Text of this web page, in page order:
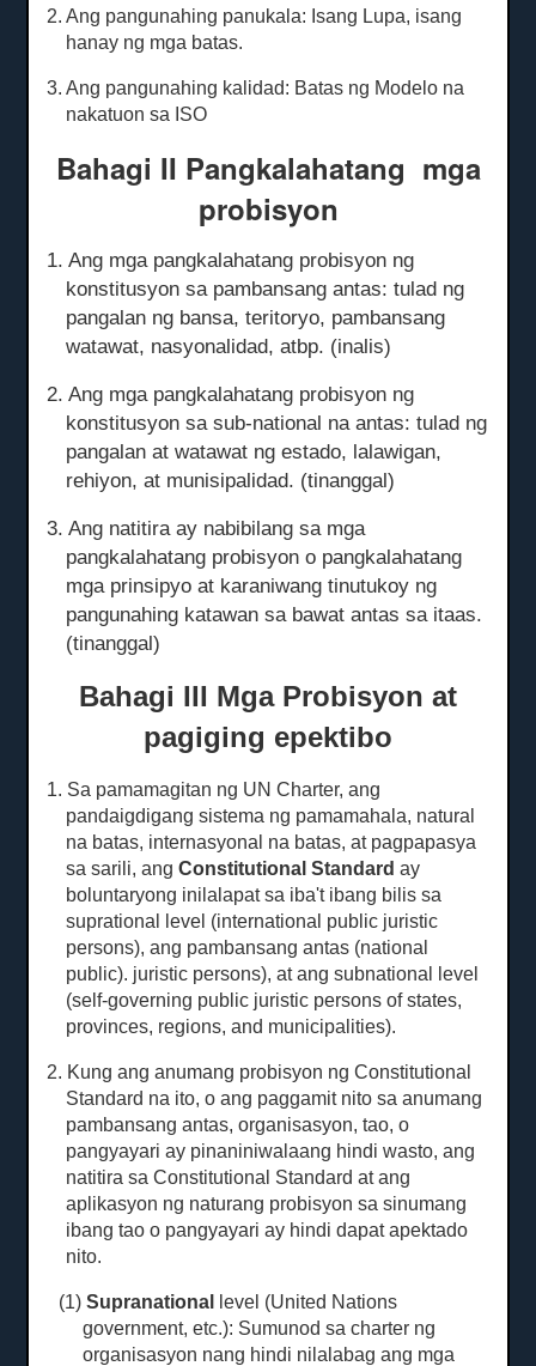
2. Ang pangunahing panukala: Isang Lupa, isang
hanay ng mga batas.
3. Ang pangunahing kalidad: Batas ng Modelo na
nakatuon sa ISO
Bahagi II Pangkalahatang mga
probisyon
1. Ang mga pangkalahatang probisyon ng
konstitusyon sa pambansang antas: tulad ng
pangalan ng bansa, teritoryo, pambansang
watawat, nasyonalidad, atbp. (inalis)
2. Ang mga pangkalahatang probisyon ng
konstitusyon sa sub-national na antas: tulad ng
pangalan at watawat ng estado, lalawigan,
rehiyon, at munisipalidad. (tinanggal)
3. Ang natitira ay nabibilang sa mga
pangkalahatang probisyon o pangkalahatang
mga prinsipyo at karaniwang tinutukoy ng
pangunahing katawan sa bawat antas sa itaas.
(tinanggal)
Bahagi III Mga Probisyon at
pagiging epektibo
1. Sa pamamagitan ng UN Charter, ang
pandaigdigang sistema ng pamamahala, natural
na batas, internasyonal na batas, at pagpapasya
sa sarili, angConstitutional Standard ay
boluntaryong inilalapat sa iba't ibang bilis sa
suprational level (international public juristic
persons), ang pambansang antas (national
public). juristic persons), at ang subnational level
(self-governing public juristic persons of states,
provinces, regions, and municipalities).
2. Kung ang anumang probisyon ng Constitutional
Standard na ito, o ang paggamit nito sa anumang
pambansang antas, organisasyon, tao, o
pangyayari ay pinaniniwalaang hindi wasto, ang
natitira sa Constitutional Standard at ang
aplikasyon ng naturang probisyon sa sinumang
ibang tao o pangyayari ay hindi dapat apektado
nito.
(1)Supranational
level (United Nations
government, etc.): Sumunod sa charter ng
organisasyon nang hindi nilalabag ang mga